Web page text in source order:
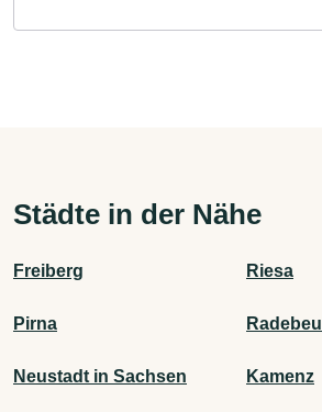
Städte in der Nähe
Freiberg Riesa
Pirna Radebeul
Neustadt in Sachsen Kamenz